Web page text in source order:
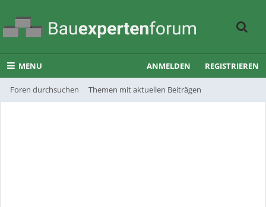
MENU
Foren durchsuchen Themen mit aktuellen Beiträgen
ANMELDEN REGISTRIEREN